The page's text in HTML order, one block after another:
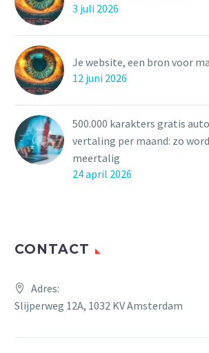
3 juli 2026
Je website, een bron voor
12 juni 2026
500.000 karakters gratis
vertaling per maand: zo
meertalig
24 april 2026
CONTACT
Adres:
Slijperweg 12A, 1032 KV Amsterdam